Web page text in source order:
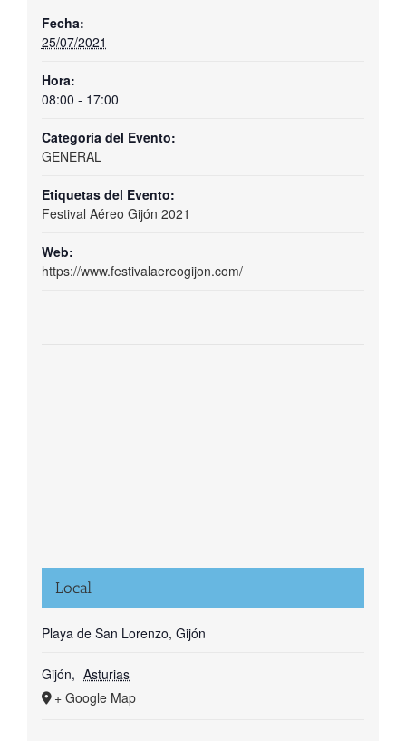
Fecha:
25/07/2021
Hora:
08:00 - 17:00
Categoría del Evento:
GENERAL
Etiquetas del Evento:
Festival Aéreo Gijón 2021
Web:
https://www.festivalaereogijon.com/
Local
Playa de San Lorenzo, Gijón
Gijón, Asturias
+ Google Map